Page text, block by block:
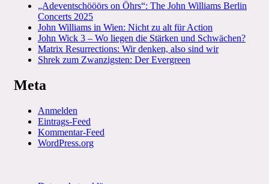
&
Drugs
–
nur
Rock’n’Roll
„Adeventschööörs on Öhrs“: The John Williams Berlin
Concerts 2025
John Williams in Wien: Nicht zu alt für Action
John Wick 3 – Wo liegen die Stärken und Schwächen?
Matrix Resurrections: Wir denken, also sind wir
Shrek zum Zwanzigsten: Der Evergreen
Meta
Anmelden
Eintrags-Feed
Kommentar-Feed
WordPress.org